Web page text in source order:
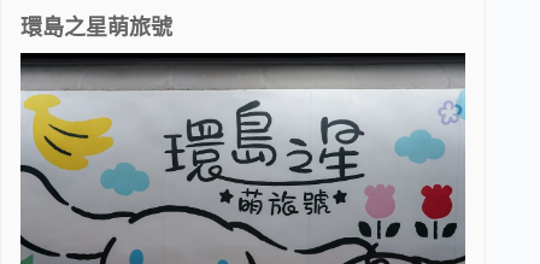
環島之星萌旅號